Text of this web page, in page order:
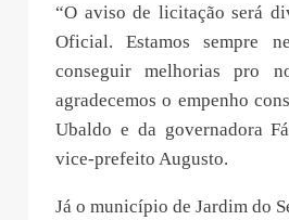
“O aviso de licitação será
Oficial. Estamos sempre
conseguir melhorias pro
agradecemos o empenho
Ubaldo e da governadora
vice-prefeito Augusto.
Já o município de Jardim do